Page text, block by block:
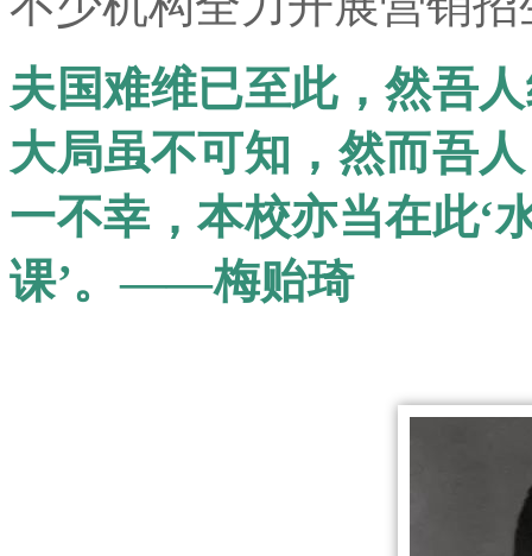
夫国难维已至此，然吾
大局虽不可知，然而吾
一不幸，本校亦当在此‘
课’。——梅贻琦